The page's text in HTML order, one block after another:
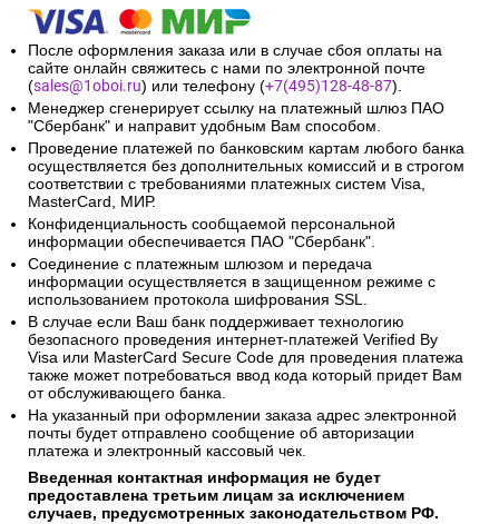
После оформления заказа или в случае сбоя оплаты на
сайте онлайн свяжитесь с нами по электронной почте
(sales@1oboi.ru) или телефону (+7(495)128-48-87).
Менеджер сгенерирует ссылку на платежный шлюз ПАО
"Сбербанк" и направит удобным Вам способом.
Проведение платежей по банковским картам любого банка
осуществляется без дополнительных комиссий и в строгом
соответствии с требованиями платежных систем Visa,
MasterCard, МИР.
Конфиденциальность сообщаемой персональной
информации обеспечивается ПАО "Сбербанк".
Соединение с платежным шлюзом и передача
информации осуществляется в защищенном режиме с
использованием протокола шифрования SSL.
В случае если Ваш банк поддерживает технологию
безопасного проведения интернет-платежей Verified By
Visa или MasterCard Secure Code для проведения платежа
также может потребоваться ввод кода который придет Вам
от обслуживающего банка.
На указанный при оформлении заказа адрес электронной
почты будет отправлено сообщение об авторизации
платежа и электронный кассовый чек.
Введенная контактная информация не будет
предоставлена третьим лицам за исключением
случаев, предусмотренных законодательством РФ.